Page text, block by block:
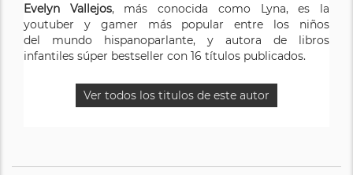
Evelyn Vallejos, más conocida como Lyna, es la
youtuber y gamer más popular entre los niños
del mundo hispanoparlante, y autora de libros
infantiles súper bestseller con 16 títulos publicados.
Ver todos los titulos de este autor